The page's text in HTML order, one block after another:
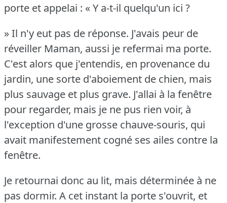
porte et appelai : « Y a-t-il quelqu'un ici ?
» Il n'y eut pas de réponse. J'avais peur de
réveiller Maman, aussi je refermai ma porte.
C'est alors que j'entendis, en provenance du
jardin, une sorte d'aboiement de chien, mais
plus sauvage et plus grave. J'allai à la fenêtre
pour regarder, mais je ne pus rien voir, à
l'exception d'une grosse chauve-souris, qui
avait manifestement cogné ses ailes contre la
fenêtre.
Je retournai donc au lit, mais déterminée à ne
pas dormir. A cet instant la porte s'ouvrit, et